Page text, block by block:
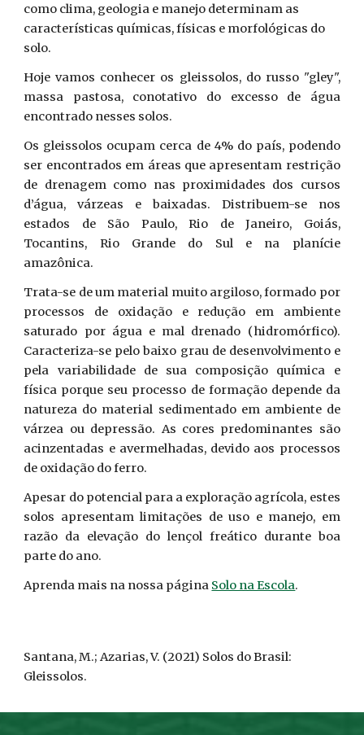
como clima, geologia e manejo determinam as
características químicas, físicas e morfológicas do
solo.
Hoje vamos conhecer os gleissolos, do russo "gley",
massa pastosa, conotativo do excesso de água
encontrado nesses solos.
Os gleissolos ocupam cerca de 4% do país, podendo
ser encontrados em áreas que apresentam restrição
de drenagem como nas proximidades dos cursos
d’água, várzeas e baixadas. Distribuem-se nos
estados de São Paulo, Rio de Janeiro, Goiás,
Tocantins, Rio Grande do Sul e na planície
amazônica.
Trata-se de um material muito argiloso, formado por
processos de oxidação e redução em ambiente
saturado por água e mal drenado (hidromórfico).
Caracteriza-se pelo baixo grau de desenvolvimento e
pela variabilidade de sua composição química e
física porque seu processo de formação depende da
natureza do material sedimentado em ambiente de
várzea ou depressão. As cores predominantes são
acinzentadas e avermelhadas, devido aos processos
de oxidação do ferro.
Apesar do potencial para a exploração agrícola, estes
solos apresentam limitações de uso e manejo, em
razão da elevação do lençol freático durante boa
parte do ano.
Aprenda mais na nossa página Solo na Escola.
Santana, M.; Azarias, V. (2021) Solos do Brasil:
Gleissolos.